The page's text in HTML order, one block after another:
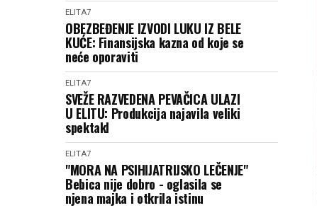
ELITA7
OBEZBEĐENJE IZVODI LUKU IZ BELE
KUĆE: Finansijska kazna od koje se
neće oporaviti
ELITA7
SVEŽE RAZVEDENA PEVAČICA ULAZI
U ELITU: Produkcija najavila veliki
spektakl
ELITA7
"MORA NA PSIHIJATRIJSKO LEČENJE"
Bebica nije dobro - oglasila se
njena majka i otkrila istinu